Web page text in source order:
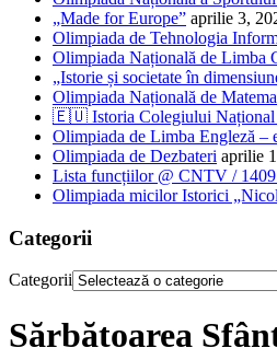
„Made for Europe” aprilie 3,
Olimpiada de Tehnologia
Olimpiada Națională de Limba
„Istorie și societate în
Olimpiada Națională de
🇪🇺 Istoria Colegiului Național
Olimpiada de Limba Engleză –
Olimpiada de Dezbateri aprilie
Lista funcțiilor @ CNTV /
Olimpiada micilor Istorici
Categorii
Categorii
Sărbătoarea